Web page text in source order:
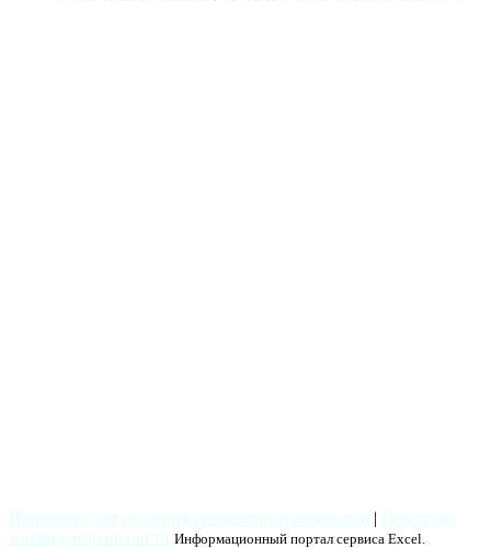
Нейросеть для создания презентаций бесплатно | Политика
конфиденциальности Информационный портал сервиса Excel.